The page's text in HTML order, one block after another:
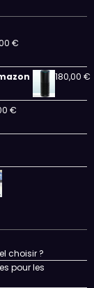
€
180,00 €
€
choisir ?
pour les